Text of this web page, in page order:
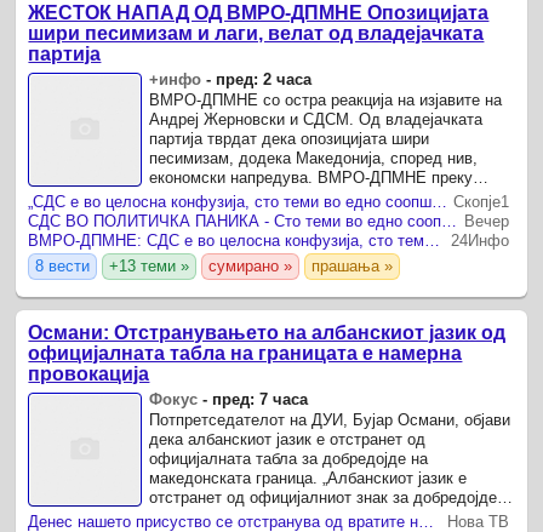
ЖЕСТОК НАПАД ОД ВМРО-ДПМНЕ Опозицијата
шири песимизам и лаги, велат од владејачката
партија
+инфо - пред: 2 часа
ВМРО-ДПМНЕ со остра реакција на изјавите на
Андреј Жерновски и СДСМ. Од владејачката
партија тврдат дека опозицијата шири
песимизам, додека Македонија, според нив,
економски напредува. ВМРО-ДПМНЕ преку
соопштение остро реагираше на изјавите на
функционерот на СДСМ, Андреј ...
Скопје1
Вечер
24Инфо
8 вести
+13 теми » сумирано » прашања »
Османи: Отстранувањето на албанскиот јазик од
официјалната табла на границата е намерна
провокација
Фокус - пред: 7 часа
Потпретседателот на ДУИ, Бујар Османи, објави
дека албанскиот јазик е отстранет од
официјалната табла за добредојде на
македонската граница. „Албанскиот јазик е
отстранет од официјалниот знак за добредојде
на северно-македонската граница.
Нова ТВ